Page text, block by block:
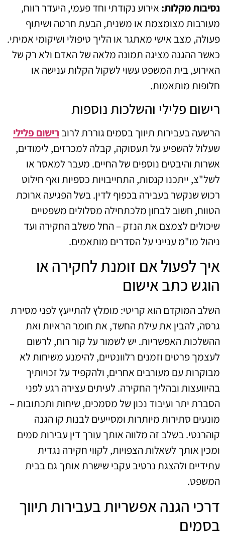
נסיבות מקלות: אירוע נקודתי וחד פעמי, היעדר רווח,
מעורבות מצומצמת או משנית, הבעת חרטה ושיתוף
פעולה, מצב אישי מאתגר או הליך טיפולי ושיקומי אמיתי.
כאשר ההגנה מציגה תמונה מלאה של האדם ולא רק של
האירוע, בית המשפט עשוי לשקול הקלות ענישה או
חלופות מותאמות.
רישום פלילי והשלכות נוספות
הרשעה בעבירות תיווך בסמים גוררת לרוברישום פלילי
שעלול להשפיע על תעסוקה, קבלה למכרזים, לימודים,
אשרות והיבטים נוספים של החיים. מעבר למאסר או
לשל"צ, ייתכנו קנסות, התחייבויות כספיות ואף חילוט
רכוש שנקשר בעבירה בכפוף לדין. בשל הפגיעה ארוכת
הטווח, חשוב לבחון מלכתחילה מסלולים משפטיים
שיכולים לצמצם את הנזק – החל משלב החקירה ועד
ניהול מו"מ ענייני על הסדרים מותאמים.
איך לפעול אם זומנת לחקירה או
הוגש כתב אישום
השלב המוקדם הוא קריטי: מומלץ להתייעץ לפני מסירת
גרסה, להבין את עילת החשד, את חומר הראיות ואת
ההשלכות האפשריות. יש לשמור על קור רוח, לרשום
לעצמך פרטים וזמנים רלוונטיים, להימנע משיחות לא
מבוקרות עם מעורבים אחרים, ולהקפיד על זכויותיך
בהיוועצות ובהליך החקירה. לעיתים עצירה רגע לפני
הסברת יתר ועיבוד נכון של מסמכים, שיחות ותכתובות –
מונעים סתירות מיותרות ומסייעים לבנות קו הגנה
קוהרנטי. בשלב זה מלווה אותך עורך דין עבירות סמים
ומכין אותך לשאלות הצפויות, לקווי חקירה נגדית
עתידיים ולהצגת נרטיב עקבי שישרת אותך גם בבית
המשפט.
דרכי הגנה אפשריות בעבירות תיווך
בסמים